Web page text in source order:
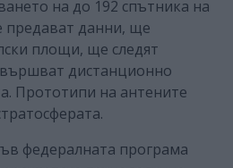
на до 192 спътника на
предават данни, ще
площи, ще следят
дистанционно
Прототипи на антените
федералната програма